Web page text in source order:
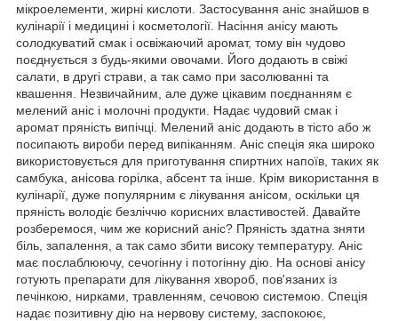
мікроелементи, жирні кислоти. Застосування аніс знайшов в
кулінарії і медицині і косметології. Насіння анісу мають
солодкуватий смак і освіжаючий аромат, тому він чудово
поєднується з будь-якими овочами. Його додають в свіжі
салати, в другі страви, а так само при засолюванні та
квашення. Незвичайним, але дуже цікавим поєднанням є
мелений аніс і молочні продукти. Надає чудовий смак і
аромат пряність випічці. Мелений аніс додають в тісто або ж
посипають вироби перед випіканням. Аніс спеція яка широко
використовується для приготування спиртних напоїв, таких як
самбука, анісова горілка, абсент та інше. Крім використання в
кулінарії, дуже популярним є лікування анісом, оскільки ця
пряність володіє безліччю корисних властивостей. Давайте
розберемося, чим же корисний аніс? Пряність здатна зняти
біль, запалення, а так само збити високу температуру. Аніс
має послаблюючу, сечогінну і потогінну дію. На основі анісу
готують препарати для лікування хвороб, пов'язаних із
печінкою, нирками, травленням, сечовою системою. Спеція
надає позитивну дію на нервову систему, заспокоює,